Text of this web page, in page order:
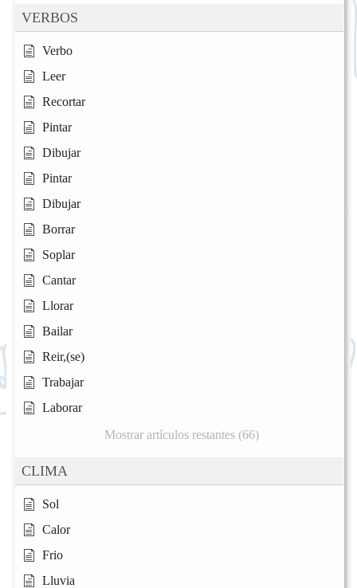
VERBOS
Verbo
Leer
Recortar
Pintar
Dibujar
Pintar
Dibujar
Borrar
Soplar
Cantar
Llorar
Bailar
Reir,(se)
Trabajar
Laborar
Mostrar artículos restantes (66)
CLIMA
Sol
Calor
Frio
Lluvia